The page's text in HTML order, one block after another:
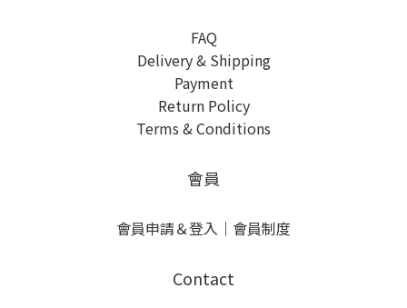
FAQ
Delivery & Shipping
Payment
Return Policy
Terms & Conditions
會員
會員申請＆登入 ｜ 會員制度
Contact